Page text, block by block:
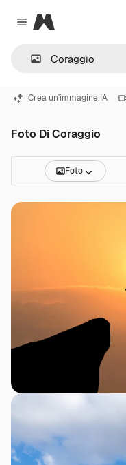
Close menu
Magnific
Crea un'immagine IA
Foto Di Coraggio
Foto